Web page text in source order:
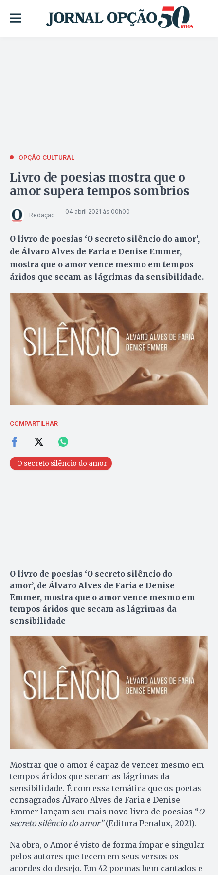
OPÇÃO CULTURAL
Livro de poesias mostra que o
amor supera tempos sombrios
Redação 04 abril 2021 às 00h00
O livro de poesias ‘O secreto silêncio do amor’,
de Álvaro Alves de Faria e Denise Emmer,
mostra que o amor vence mesmo em tempos
áridos que secam as lágrimas da sensibilidade.
COMPARTILHAR
O secreto silêncio do amor
O livro de poesias ‘O secreto silêncio do
amor’, de Álvaro Alves de Faria e Denise
Emmer, mostra que o amor vence mesmo em
tempos áridos que secam as lágrimas da
sensibilidade
Mostrar que o amor é capaz de vencer mesmo em
tempos áridos que secam as lágrimas da
sensibilidade. É com essa temática que os poetas
consagrados Álvaro Alves de Faria e Denise
Emmer lançam seu mais novo livro de poesias “O
secreto silêncio do amor”(Editora Penalux, 2021).
Na obra, o Amor é visto de forma ímpar e singular
pelos autores que tecem em seus versos os
acordes do desejo. Em 42 poemas bem cantados e